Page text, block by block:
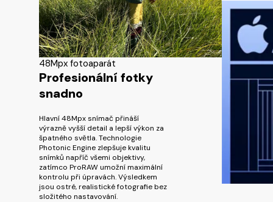
48Mpx fotoaparát
Profesionální fotky
snadno
Hlavní 48Mpx snímač přináší
výrazně vyšší detail a lepší výkon za
špatného světla. Technologie
Photonic Engine zlepšuje kvalitu
snímků napříč všemi objektivy,
zatímco ProRAW umožní maximální
kontrolu při úpravách. Výsledkem
jsou ostré, realistické fotografie bez
složitého nastavování.